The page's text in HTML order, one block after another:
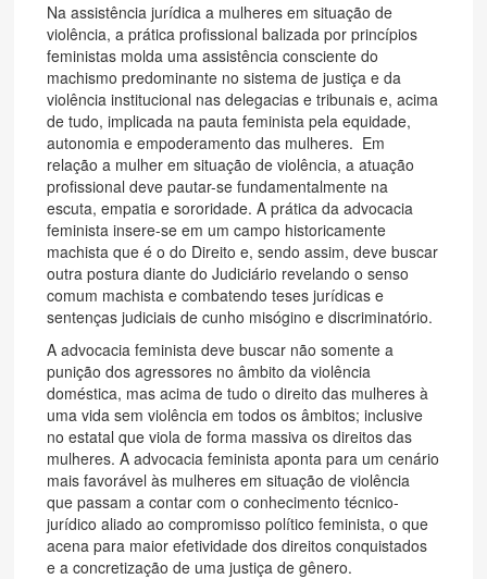
Na assistência jurídica a mulheres em situação de
violência, a prática profissional balizada por princípios
feministas molda uma assistência consciente do
machismo predominante no sistema de justiça e da
violência institucional nas delegacias e tribunais e, acima
de tudo, implicada na pauta feminista pela equidade,
autonomia e empoderamento das mulheres. Em
relação a mulher em situação de violência, a atuação
profissional deve pautar-se fundamentalmente na
escuta, empatia e sororidade. A prática da advocacia
feminista insere-se em um campo historicamente
machista que é o do Direito e, sendo assim, deve buscar
outra postura diante do Judiciário revelando o senso
comum machista e combatendo teses jurídicas e
sentenças judiciais de cunho misógino e discriminatório.
A advocacia feminista deve buscar não somente a
punição dos agressores no âmbito da violência
doméstica, mas acima de tudo o direito das mulheres à
uma vida sem violência em todos os âmbitos; inclusive
no estatal que viola de forma massiva os direitos das
mulheres. A advocacia feminista aponta para um cenário
mais favorável às mulheres em situação de violência
que passam a contar com o conhecimento técnico-
jurídico aliado ao compromisso político feminista, o que
acena para maior efetividade dos direitos conquistados
e a concretização de uma justiça de gênero.